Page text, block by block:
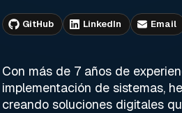
GitHub LinkedIn Email
Con más de 7 años de
implementación de sistemas,
creando soluciones digitales